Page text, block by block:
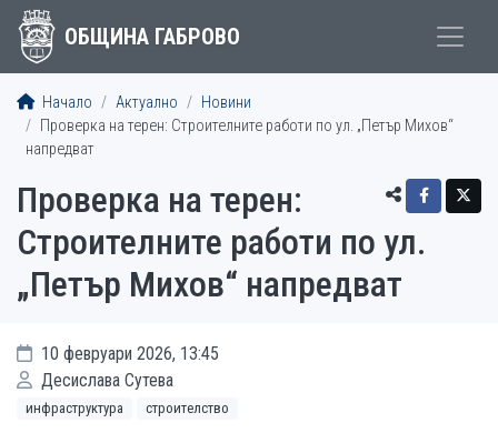
ОБЩИНА ГАБРОВО
Начало Актуално
Новини
Проверка на терен: Строителните работи по ул. „Петър Михов“
напредват
Проверка на терен:
Строителните работи по ул.
„Петър Михов“ напредват
10 февруари 2026, 13:45
Десислава Сутева
инфраструктура строителство